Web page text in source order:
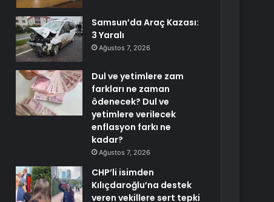
Samsun’da Araç Kazası:
3 Yaralı
Ağustos 7, 2026
Dul ve yetimlere zam
farkları ne zaman
ödenecek? Dul ve
yetimlere verilecek
enflasyon farkı ne
kadar?
Ağustos 7, 2026
CHP’li isimden
Kılıçdaroğlu’na destek
veren vekillere sert tepki